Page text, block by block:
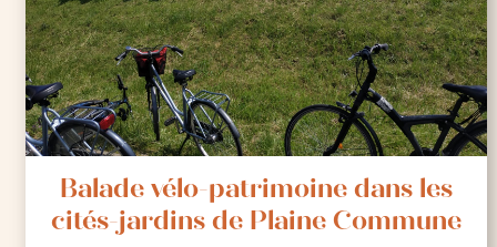
Balade vélo-patrimoine dans les
cités-jardins de Plaine Commune